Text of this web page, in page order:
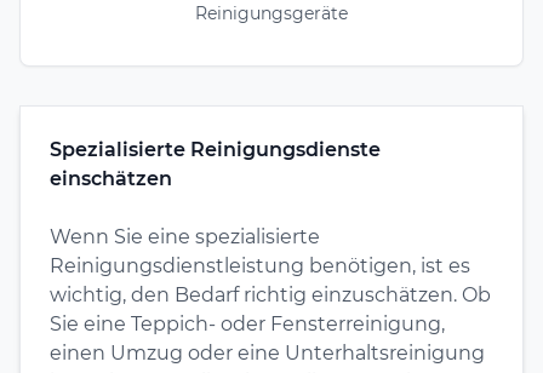
Reinigungsgeräte
Spezialisierte Reinigungsdienste
einschätzen
Wenn Sie eine spezialisierte
Reinigungsdienstleistung benötigen, ist es
wichtig, den Bedarf richtig einzuschätzen. Ob
Sie eine Teppich- oder Fensterreinigung,
einen Umzug oder eine Unterhaltsreinigung